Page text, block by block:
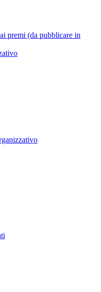
premi (da pubblicare in